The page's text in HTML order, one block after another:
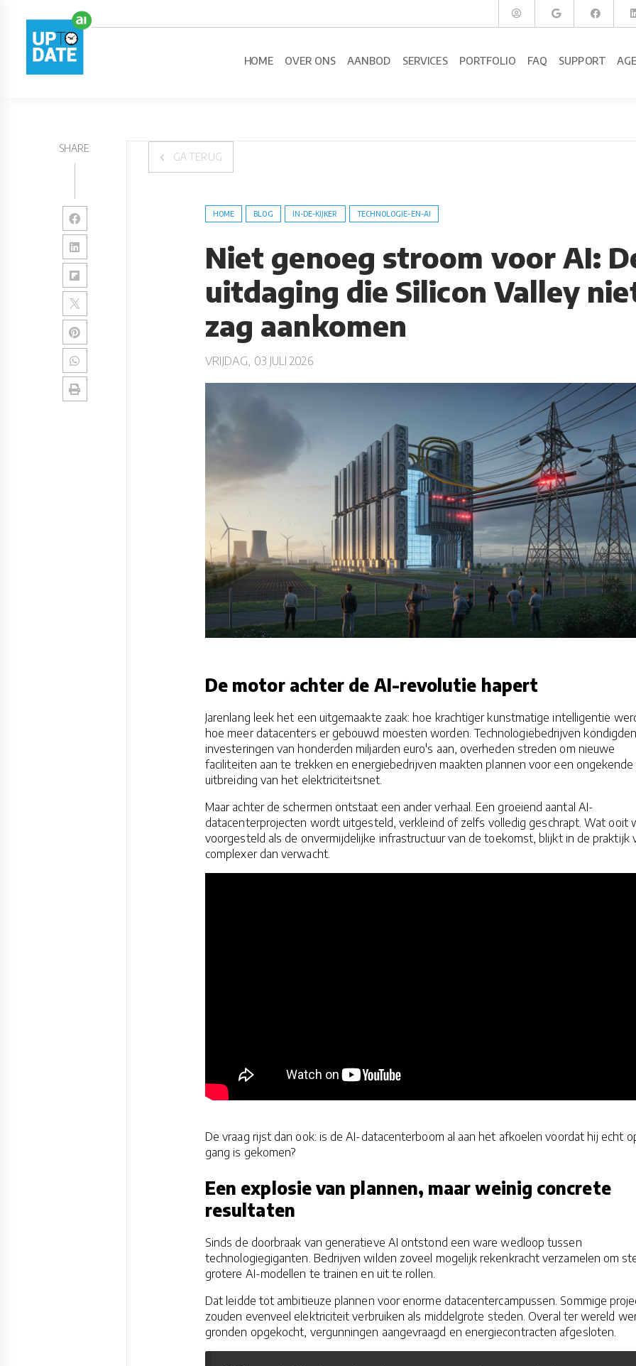
HOME OVER ONS AANBOD SERVICES PORTFOLIO FAQ SUPPORT
SHARE
GA TERUG
HOME BLOG IN-DE-KIJKER TECHNOLOGIE-EN-AI
Niet genoeg stroom voor AI:
uitdaging die Silicon Valley
zag aankomen
VRIJDAG, 03 JULI 2026
De motor achter de AI-revolutie hapert
Jarenlang leek het een uitgemaakte zaak: hoe krachtiger kunstmatige intelligentie
hoe meer datacenters er gebouwd moesten worden. Technologiebedrijven
investeringen van honderden miljarden euro's aan, overheden streden om nieuwe
faciliteiten aan te trekken en energiebedrijven maakten plannen voor een ongekende
uitbreiding van het elektriciteitsnet.
Maar achter de schermen ontstaat een ander verhaal. Een groeiend aantal AI-
datacenterprojecten wordt uitgesteld, verkleind of zelfs volledig geschrapt. Wat ooit
voorgesteld als de onvermijdelijke infrastructuur van de toekomst, blijkt in de praktijk
complexer dan verwacht.
De vraag rijst dan ook: is de AI-datacenterboom al aan het afkoelen voordat hij echt
gang is gekomen?
Een explosie van plannen, maar weinig concrete
resultaten
Sinds de doorbraak van generatieve AI ontstond een ware wedloop tussen
technologiegiganten. Bedrijven wilden zoveel mogelijk rekenkracht verzamelen om
grotere AI-modellen te trainen en uit te rollen.
Dat leidde tot ambitieuze plannen voor enorme datacentercampussen. Sommige
zouden evenveel elektriciteit verbruiken als middelgrote steden. Overal ter wereld
gronden opgekocht, vergunningen aangevraagd en energiecontracten afgesloten.